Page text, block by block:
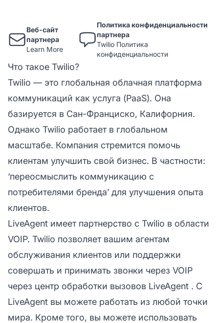
Веб-сайт
партнера
Learn More
Политика конфиденциальности
партнера
Twilio Политика
конфиденциальности
Что такое Twilio?
Twilio — это глобальная облачная платформа
коммуникаций как услуга (PaaS). Она
базируется в Сан-Франциско, Калифорния.
Однако Twilio работает в глобальном
масштабе. Компания стремится помочь
клиентам улучшить свой бизнес. В частности:
‘переосмыслить коммуникацию с
потребителями бренда’ для улучшения опыта
клиентов.
LiveAgent имеет партнерство с Twilio в области
VOIP. Twilio позволяет вашим агентам
обслуживания клиентов или поддержки
совершать и принимать звонки через VOIP
через центр обработки вызовов LiveAgent . С
LiveAgent вы можете работать из любой точки
мира. Кроме того, вы можете использовать